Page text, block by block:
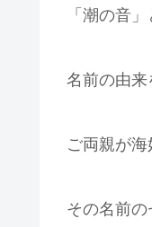
「潮の音
名前の由来
ご両親が
その名前の